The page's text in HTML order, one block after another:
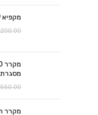
מקפיא 159 ליטר צר שחור
מסגרת